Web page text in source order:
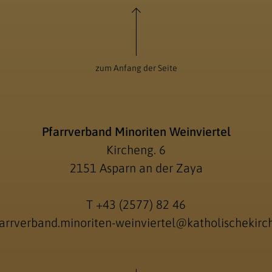
zum Anfang der Seite
Pfarrverband Minoriten Weinviertel
Kircheng. 6
2151 Asparn an der Zaya
T +43 (2577) 82 46